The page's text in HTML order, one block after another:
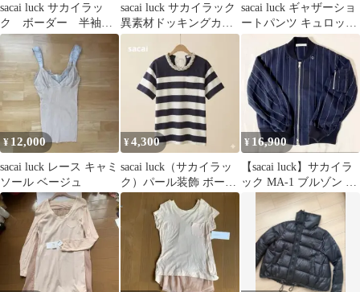
sacai luck サカイラッ
ク ボーダー 半袖T
シャツ チュール
sacai luck サカイラック
異素材ドッキングカー
ディガン
sacai luck ギャザーショ
ートパンツ キュロット
ドローコード ネイビー
¥ 12,000
sacai luck レース キャミ
ソール ベージュ
¥4,300
sacai luck（サカイラッ
ク）パール装飾 ボーダ
ーコットンTシャツ M
¥ 16,900
【sacai luck】サカイラ
ック MA-1 ブルゾン ネ
イビー ストライプ